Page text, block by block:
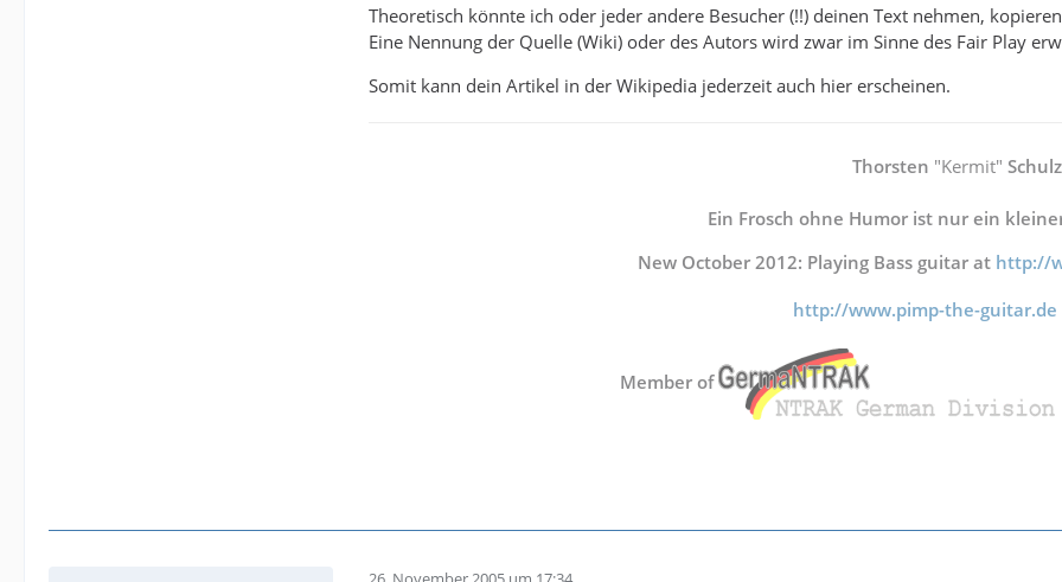
Theoretisch könnte ich oder jeder andere Besucher (!!) deinen Text nehmen,
Eine Nennung der Quelle (Wiki) oder des Autors wird zwar im Sinne des Fair Play
Somit kann dein Artikel in der Wikipedia jederzeit auch hier erscheinen.
Thorsten "Kermit" Schulz
Ein Frosch ohne Humor ist nur ein
New October 2012: Playing Bass guitar at http://
http://www.pimp-the-guitar.de
Member of